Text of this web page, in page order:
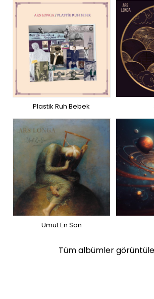
Plastik Ruh Bebek
Umut En Son
Tüm albümler